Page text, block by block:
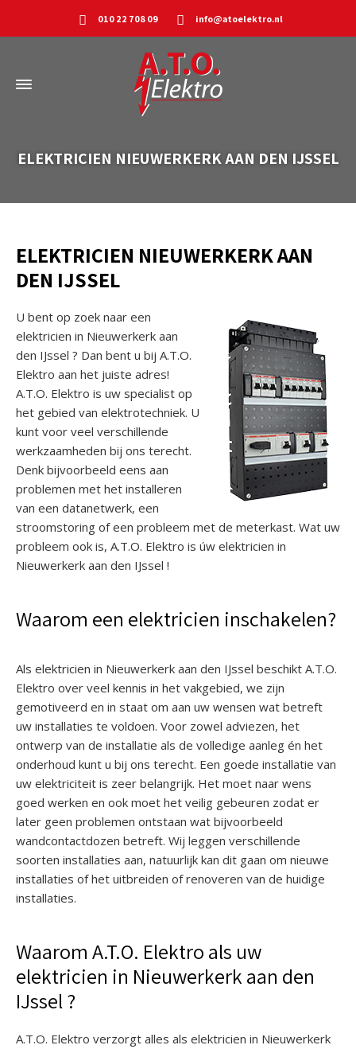
010 22 708 09 info@atoelektro.nl
ELEKTRICIEN NIEUWERKERK AAN DEN IJSSEL
ELEKTRICIEN NIEUWERKERK AAN
DEN IJSSEL
U bent op zoek naar een
elektricien in Nieuwerkerk aan
den IJssel ? Dan bent u bij A.T.O.
Elektro aan het juiste adres!
A.T.O. Elektro is uw specialist op
het gebied van elektrotechniek. U
kunt voor veel verschillende
werkzaamheden bij ons terecht.
Denk bijvoorbeeld eens aan
problemen met het installeren
van een datanetwerk, een
stroomstoring of een probleem met de meterkast. Wat uw
probleem ook is, A.T.O. Elektro is úw elektricien in
Nieuwerkerk aan den IJssel !
Waarom een elektricien inschakelen?
Als elektricien in Nieuwerkerk aan den IJssel beschikt A.T.O.
Elektro over veel kennis in het vakgebied, we zijn
gemotiveerd en in staat om aan uw wensen wat betreft
uw installaties te voldoen. Voor zowel adviezen, het
ontwerp van de installatie als de volledige aanleg én het
onderhoud kunt u bij ons terecht. Een goede installatie van
uw elektriciteit is zeer belangrijk. Het moet naar wens
goed werken en ook moet het veilig gebeuren zodat er
later geen problemen ontstaan wat bijvoorbeeld
wandcontactdozen betreft. Wij leggen verschillende
soorten installaties aan, natuurlijk kan dit gaan om nieuwe
installaties of het uitbreiden of renoveren van de huidige
installaties.
Waarom A.T.O. Elektro als uw
elektricien in Nieuwerkerk aan den
IJssel ?
A.T.O. Elektro verzorgt alles als elektricien in Nieuwerkerk